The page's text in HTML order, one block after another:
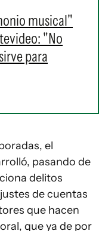
musical"
"No
para
el
pasando de
delitos
de cuentas
que hacen
que ya de por